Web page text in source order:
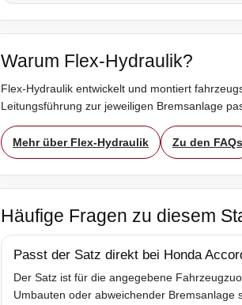
Warum Flex-Hydraulik?
Flex-Hydraulik entwickelt und montiert
Leitungsführung zur jeweiligen Bremsanlage
Mehr über Flex-Hydraulik Zu den FAQs
Häufige Fragen zu diesem
Passt der Satz direkt bei Honda
Der Satz ist für die angegebene
Umbauten oder abweichender Bremsanlage